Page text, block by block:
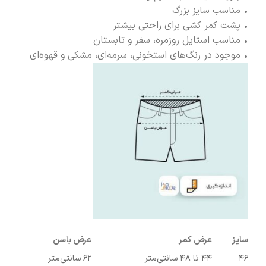
• مناسب سایز بزرگ
• پشت کمر کشی برای راحتی بیشتر
• مناسب استایل روزمره، سفر و تابستان
• موجود در رنگ‌های استخونی، سرمه‌ای، مشکی و قهوه‌ای
سایز عرض کمر
عرض باسن
۴۶
۴۴ تا ۴۸ سانتی‌متر
۶۲ سانتی‌متر